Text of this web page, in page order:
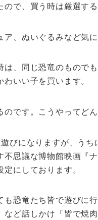
ので、買う時は厳選す
ア、ぬいぐるみなど気
は、同じ恐竜のもので
いい子を買います。
のです。こうやってど
びになりますが、う
不思議な博物館映画『
にしております。
も恐竜たち皆で遊びに
など話しかけ「皆で焼